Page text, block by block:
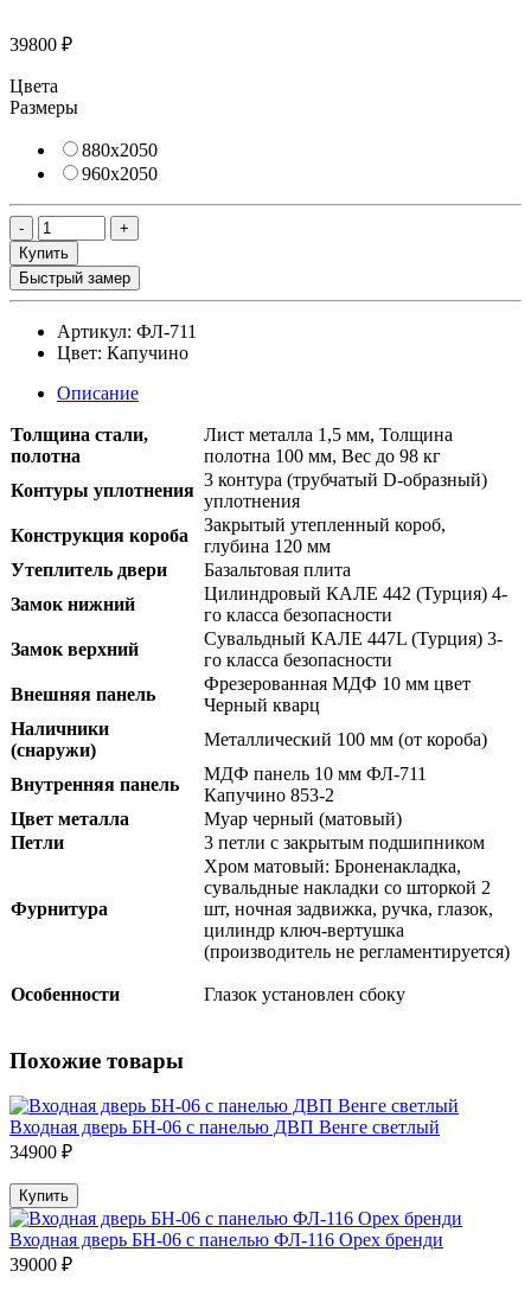
39800 ₽
Цвета
Размеры
880х2050
960х2050
Купить
Быстрый замер
Артикул: ФЛ-711
Цвет: Капучино
Описание
Толщина стали,
полотна
Лист металла 1,5 мм, Толщина
полотна 100 мм, Вес до 98 кг
Контуры уплотнения
3 контура (трубчатый D-образный)
уплотнения
Конструкция короба
Закрытый утепленный короб,
глубина 120 мм
Утеплитель двери
Базальтовая плита
Замок нижний
Цилиндровый КАЛЕ 442 (Турция) 4-
го класса безопасности
Замок верхний
Сувальдный КАЛЕ 447L (Турция) 3-
го класса безопасности
Внешняя панель
Фрезерованная МДФ 10 мм цвет
Черный кварц
Наличники
(снаружи)
Металлический 100 мм (от короба)
Внутренняя панель
МДФ панель 10 мм ФЛ-711
Капучино 853-2
Цвет металла
Муар черный (матовый)
Петли
3 петли с закрытым подшипником
Фурнитура
Хром матовый: Броненакладка,
сувальдные накладки со шторкой 2
шт, ночная задвижка, ручка, глазок,
цилиндр ключ-вертушка
(производитель не регламентируется)
Особенности Глазок установлен сбоку
Похожие товары
Входная дверь БН-06 с панелью ДВП Венге светлый
34900 ₽
Купить
Входная дверь БН-06 с панелью ФЛ-116 Орех бренди
39000 ₽